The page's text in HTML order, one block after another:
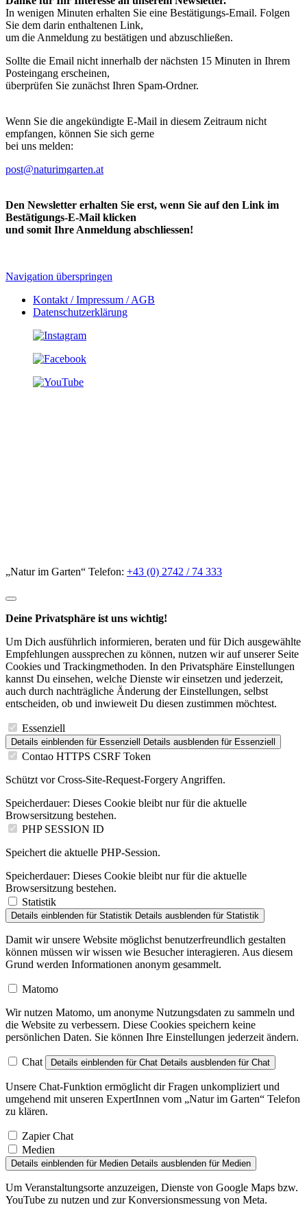
In wenigen Minuten erhalten Sie eine Bestätigungs-Email. Folgen
Sie dem darin enthaltenen Link,
um die Anmeldung zu bestätigen und abzuschließen.
Sollte die Email nicht innerhalb der nächsten 15 Minuten in Ihrem
Posteingang erscheinen,
überprüfen Sie zunächst Ihren Spam-Ordner.
Wenn Sie die angekündigte E-Mail in diesem Zeitraum nicht
empfangen, können Sie sich gerne
bei uns melden:
post@naturimgarten.at
Den Newsletter erhalten Sie erst, wenn Sie auf den Link im
Bestätigungs-E-Mail klicken
und somit Ihre Anmeldung abschliessen!
Navigation überspringen
Kontakt / Impressum / AGB
Datenschutzerklärung
„Natur im Garten“ Telefon: +43 (0) 2742 / 74 333
Deine Privatsphäre ist uns wichtig!
Um Dich ausführlich informieren, beraten und für Dich ausgewählte
Empfehlungen aussprechen zu können, nutzen wir auf unserer Seite
Cookies und Trackingmethoden. In den Privatsphäre Einstellungen
kannst Du einsehen, welche Dienste wir einsetzen und jederzeit,
auch durch nachträgliche Änderung der Einstellungen, selbst
entscheiden, ob und inwieweit Du diesen zustimmen möchtest.
Essenziell
Details einblenden für Essenziell Details ausblenden für Essenziell
Contao HTTPS CSRF Token
Schützt vor Cross-Site-Request-Forgery Angriffen.
Speicherdauer: Dieses Cookie bleibt nur für die aktuelle
Browsersitzung bestehen.
PHP SESSION ID
Speichert die aktuelle PHP-Session.
Speicherdauer: Dieses Cookie bleibt nur für die aktuelle
Browsersitzung bestehen.
Statistik
Details einblenden für Statistik Details ausblenden für Statistik
Damit wir unsere Website möglichst benutzerfreundlich gestalten
können müssen wir wissen wie Besucher interagieren. Aus diesem
Grund werden Informationen anonym gesammelt.
Matomo
Wir nutzen Matomo, um anonyme Nutzungsdaten zu sammeln und
die Website zu verbessern. Diese Cookies speichern keine
persönlichen Daten. Sie können Ihre Einstellungen jederzeit ändern.
Chat Details einblenden für Chat Details ausblenden für Chat
Unsere Chat-Funktion ermöglicht dir Fragen unkompliziert und
umgehend mit unseren ExpertInnen vom „Natur im Garten“ Telefon
zu klären.
Zapier Chat
Medien
Details einblenden für Medien Details ausblenden für Medien
Um Veranstaltungsorte anzuzeigen, Dienste von Google Maps bzw.
YouTube zu nutzen und zur Konversionsmessung von Meta.